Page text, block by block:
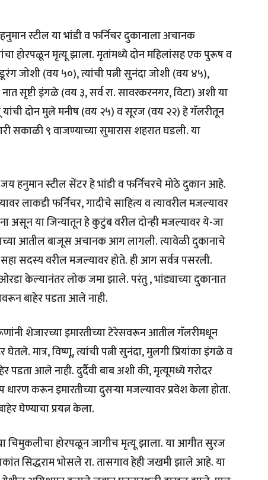
स्टील या भांडी व फर्निचर दुकानाला अचानक
होरपळून मृत्यू झाला. मृतांमध्ये दोन महिलांसह एक पुरूष व
जोशी (वय ५०), त्यांची पत्नी सुनंदा जोशी (वय ४५),
सृष्टी इंगळे (वय ३, सर्व रा. सावरकरनगर, विटा) अशी या
यांची दोन मुले मनीष (वय २५) व सूरज (वय २२) हे गॅलरीतून
सकाळी ९ वाजण्याच्या सुमारास शहरात घडली. या
हनुमान स्टील सेंटर हे भांडी व फर्निचरचे मोठे दुकान आहे.
लाकडी फर्निचर, गादीचे साहित्य व त्यावरील मजल्यावर
असून या जिन्यातून हे कुटुंब वरील दोन्ही मजल्यावर ये-जा
आतील बाजूस अचानक आग लागली. त्यावेळी दुकानाचे
सदस्य वरील मजल्यावर होते. ही आग सर्वत्र पसरली.
केल्यानंतर लोक जमा झाले. परंतु , भांड्याच्या दुकानात
बाहेर पडता आले नाही.
शेजारच्या इमारतीच्या टेरेसवरून आतील गॅलरीमधून
मात्र, विष्णू, त्यांची पत्नी सुनंदा, मुलगी प्रियांका इंगळे व
पडता आले नाही. दुर्दैवी बाब अशी की, मृत्यूमध्ये गरोदर
धारण करून इमारतीच्या दुसर्‍या मजल्यावर प्रवेश केला होता.
घेण्याचा प्रयत्न केला.
चिमुकलीचा होरपळून जागीच मृत्यू झाला. या आगीत सुरज
सिद्धराम भोसले रा. तासगाव हेही जखमी झाले आहे. या